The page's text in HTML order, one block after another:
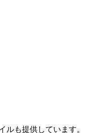
ルも提供しています。